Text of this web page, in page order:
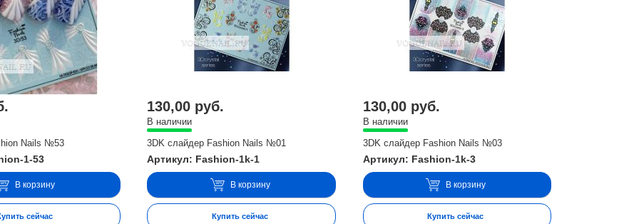
Nails №53
1-53
В корзину
сейчас
130,00 руб.
В наличии
3DK слайдер Fashion Nails №01
Артикул: Fashion-1k-1
В корзину
Купить сейчас
130,00 руб.
В наличии
3DK слайдер Fashion Nails №03
Артикул: Fashion-1k-3
В корзину
Купить сейчас